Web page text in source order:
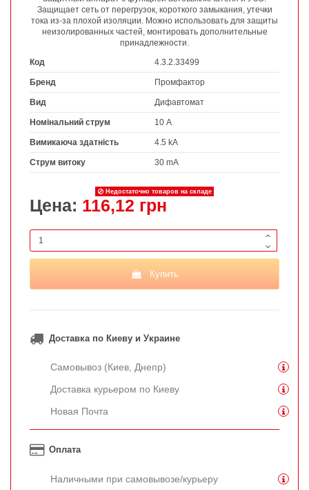
Защищает сеть от перегрузок, короткого замыкания, утечки
тока из-за плохой изоляции. Можно использовать для защиты
неизолированных частей, монтировать дополнительные
принадлежности.
Код
4.3.2.33499
Бренд Промфактор
Вид Дифавтомат
Номінальний струм 10 А
Вимикаюча здатність 4.5 kA
Струм витоку 30 mA
Недостаточно товаров на складе
Цена: 116,12 грн
Купить
Доставка по Киеву и Украине
Самовывоз (Киев, Днепр)
Доставка курьером по Киеву
Новая Почта
Оплата
Наличными при самовывозе/курьеру